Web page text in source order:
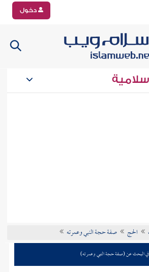
دخول
الحج صفة حجة النبي وعمرته
في البحث عن (صفة حجة النبي وعمرته)